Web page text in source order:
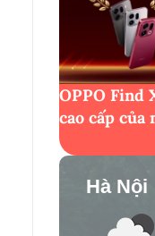
OPPO Find
cao cấp của
Hà Nội